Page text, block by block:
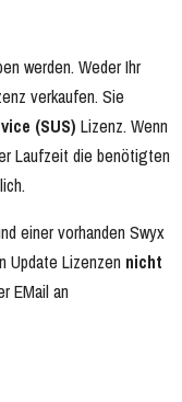
werden. Weder Ihr
verkaufen. Sie
(SUS) Lizenz. Wenn
Laufzeit die benötigten
einer vorhanden Swyx
Update Lizenzen nicht
EMail an